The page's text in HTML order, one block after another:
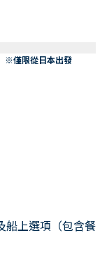
※僅限從日本出發
船上選項（包含餐